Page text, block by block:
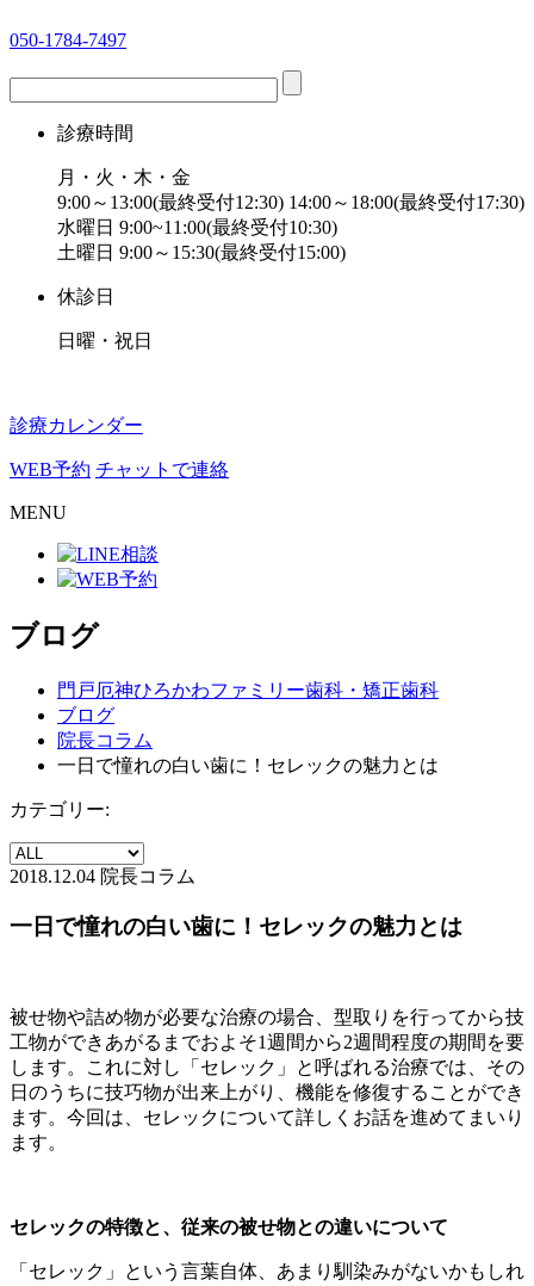
050-1784-7497
診療時間
月・火・木・金
9:00～13:00(最終受付12:30) 14:00～18:00(最終受付17:30)
水曜日 9:00~11:00(最終受付10:30)
土曜日 9:00～15:30(最終受付15:00)
休診日
日曜・祝日
診療カレンダー
WEB予約 チャットで連絡
MENU
ブログ
門戸厄神ひろかわファミリー歯科・矯正歯科
ブログ
院長コラム
一日で憧れの白い歯に！セレックの魅力とは
カテゴリー:
2018.12.04 院長コラム
一日で憧れの白い歯に！セレックの魅力とは
被せ物や詰め物が必要な治療の場合、型取りを行ってから技
工物ができあがるまでおよそ1週間から2週間程度の期間を要
します。これに対し「セレック」と呼ばれる治療では、その
日のうちに技巧物が出来上がり、機能を修復することができ
ます。今回は、セレックについて詳しくお話を進めてまいり
ます。
セレックの特徴と、従来の被せ物との違いについて
「セレック」という言葉自体、あまり馴染みがないかもしれ